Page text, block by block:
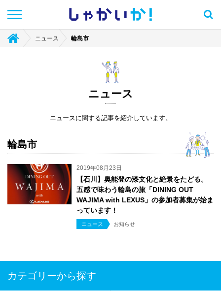
しゃかい か！
ニュース 輪島市
ニュース
ニュースに関する記事を紹介しています。
輪島市
2019年08月23日
【石川】奥能登の漆文化と絶景をたどる。
五感で味わう輪島の旅「DINING OUT
WAJIMA with LEXUS」の参加者募集が始ま
っています！
ニュース お知らせ
カテゴリーから探す